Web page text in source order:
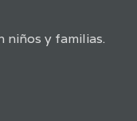
niños y familias.